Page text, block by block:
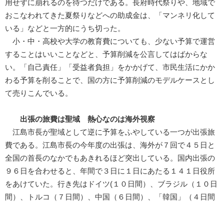
用せずに崩れるのを待つだけである。長府時代祭りや、地域で
おこなわれてきた夏祭りなどへの助成金は、「マンネリ化して
いる」などと一方的にうち切った。
小・中・高校や大学の教育費についても、少ない予算で運営
することはいいことなどと、予算削減を公言してはばからな
い。「自己責任」「受益者負担」をかかげて、市民生活にかか
わる予算を削ることで、国の方に予算削減のモデルケースとし
て売りこんでいる。
出張の旅費は聖域 熱心なのは海外視察
江島市長が聖域として逆に予算をふやしている一つが出張旅
費である。江島市長の今年度の出張は、海外が７回で４５日と
全国の首長のなかでもあきれるほど突出している。国内出張の
９６日を合わせると、年間で３日に１日にあたる１４１日役所
をあけていた。行き先はドイツ(１０日間）、ブラジル（１０日
間）、トルコ（７日間）、中国（６日間）、「韓国」（４日間